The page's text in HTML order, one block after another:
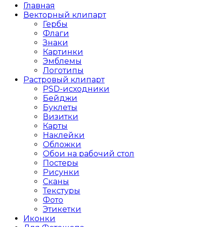
Главная
Векторный клипарт
Гербы
Флаги
Знаки
Картинки
Эмблемы
Логотипы
Растровый клипарт
PSD-исходники
Бейджи
Буклеты
Визитки
Карты
Наклейки
Обложки
Обои на рабочий стол
Постеры
Рисунки
Сканы
Текстуры
Фото
Этикетки
Иконки